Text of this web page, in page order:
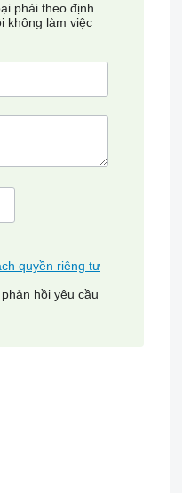
phải theo định
không làm việc
quyền riêng tư
hồi yêu cầu